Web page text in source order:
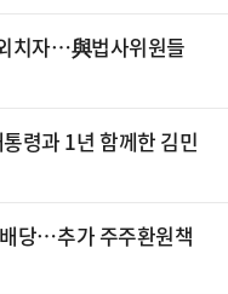
치자…與법사위원들
령과 1년 함께한 김민
당…추가 주주환원책